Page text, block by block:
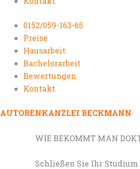
0152/059-163-65
Preise
Hausarbeit
Bachelorarbeit
Bewertungen
Kontakt
AUTORENKANZLEI BECKMANN
WIE BEKOMMT MAN
Schließen Sie Ihr